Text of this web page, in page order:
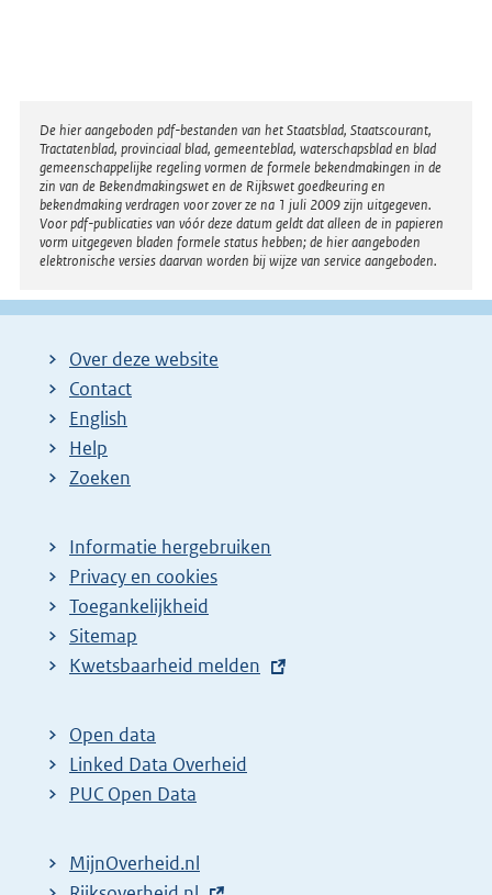
Disclaimer
De hier aangeboden pdf-bestanden van het Staatsblad, Staatscourant,
Tractatenblad, provinciaal blad, gemeenteblad, waterschapsblad en blad
gemeenschappelijke regeling vormen de formele bekendmakingen in de
zin van de Bekendmakingswet en de Rijkswet goedkeuring en
bekendmaking verdragen voor zover ze na 1 juli 2009 zijn uitgegeven.
Voor pdf-publicaties van vóór deze datum geldt dat alleen de in papieren
vorm uitgegeven bladen formele status hebben; de hier aangeboden
elektronische versies daarvan worden bij wijze van service aangeboden.
Over deze website
Contact
English
Help
Zoeken
Informatie hergebruiken
Privacy en cookies
Toegankelijkheid
Sitemap
E
t
e
r
l
Kwetsbaarheid melden
Open data
Linked Data Overheid
PUC Open Data
MijnOverheid.nl